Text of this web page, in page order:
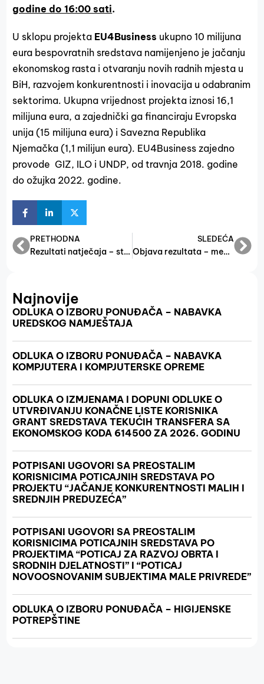
godine do 16:00 sati.
U sklopu projekta EU4Business ukupno 10 milijuna
eura bespovratnih sredstava namijenjeno je jačanju
ekonomskog rasta i otvaranju novih radnih mjesta u
BiH, razvojem konkurentnosti i inovacija u odabranim
sektorima. Ukupna vrijednost projekta iznosi 16,1
milijuna eura, a zajednički ga financiraju Evropska
unija (15 milijuna eura) i Savezna Republika
Njemačka (1,1 milijun eura). EU4Business zajedno
provode GIZ, ILO i UNDP, od travnja 2018. godine
do ožujka 2022. godine.
PRETHODNA
Rezultati natječaja – stipendiranje učenika u 2019.
SLEDEĆA
Objava rezultata – mentoring usluge i poduzetničke zone
Najnovije
ODLUKA O IZBORU PONUĐAČA – NABAVKA
UREDSKOG NAMJEŠTAJA
ODLUKA O IZBORU PONUĐAČA – NABAVKA
KOMPJUTERA I KOMPJUTERSKE OPREME
ODLUKA O IZMJENAMA I DOPUNI ODLUKE O
UTVRĐIVANJU KONAČNE LISTE KORISNIKA
GRANT SREDSTAVA TEKUĆIH TRANSFERA SA
EKONOMSKOG KODA 614500 ZA 2026. GODINU
POTPISANI UGOVORI SA PREOSTALIM
KORISNICIMA POTICAJNIH SREDSTAVA PO
PROJEKTU “JAČANJE KONKURENTNOSTI MALIH I
SREDNJIH PREDUZEĆA”
POTPISANI UGOVORI SA PREOSTALIM
KORISNICIMA POTICAJNIH SREDSTAVA PO
PROJEKTIMA “POTICAJ ZA RAZVOJ OBRTA I
SRODNIH DJELATNOSTI” I “POTICAJ
NOVOOSNOVANIM SUBJEKTIMA MALE PRIVREDE”
ODLUKA O IZBORU PONUĐAČA – HIGIJENSKE
POTREPŠTINE